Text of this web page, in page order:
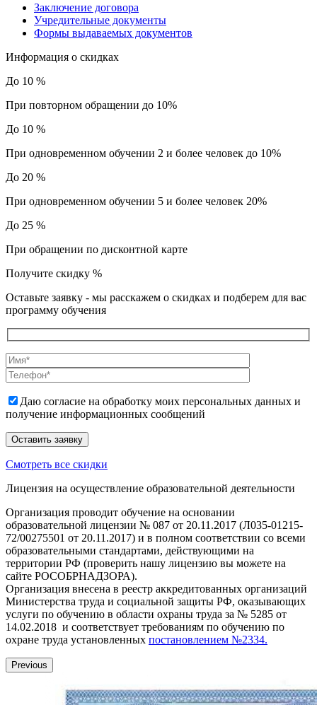
Заключение договора
Учредительные документы
Формы выдаваемых документов
Информация о скидках
До 10 %
При повторном обращении до 10%
До 10 %
При одновременном обучении 2 и более человек до 10%
До 20 %
При одновременном обучении 5 и более человек 20%
До 25 %
При обращении по дисконтной карте
Получите скидку %
Оставьте заявку - мы расскажем о скидках и подберем для вас
программу обучения
Даю согласие на обработку моих персональных данных и
получение информационных сообщений
Смотреть все скидки
Лицензия на осуществление образовательной деятельности
Организация проводит обучение на основании
образовательной лицензии № 087 от 20.11.2017 (Л035-01215-
72/00275501 от 20.11.2017) и в полном соответствии со всеми
образовательными стандартами, действующими на
территории РФ (проверить нашу лицензию вы можете на
сайте РОСОБРНАДЗОРА).
Организация внесена в реестр аккредитованных организаций
Министерства труда и социальной защиты РФ, оказывающих
услуги по обучению в области охраны труда за № 5285 от
14.02.2018 и соответствует требованиям по обучению по
охране труда установленных постановлением №2334.
Previous